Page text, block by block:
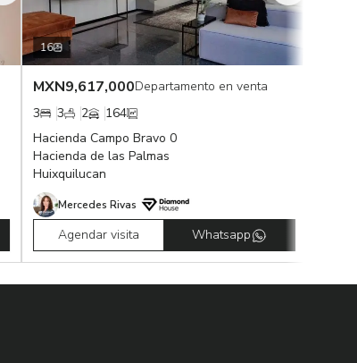
9,617,000Departamento en venta
2
164
Hacienda Campo Bravo 0
Hacienda de las Palmas
Huixquilucan
Mercedes Rivas
Agendar visita Whatsapp
17